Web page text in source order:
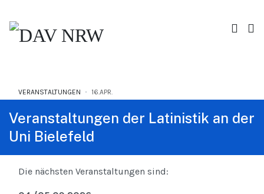
VERANSTALTUNGEN 16.APR.
Veranstaltungen der Latinistik an der
Uni Bielefeld
Die nächsten Veranstaltungen sind: